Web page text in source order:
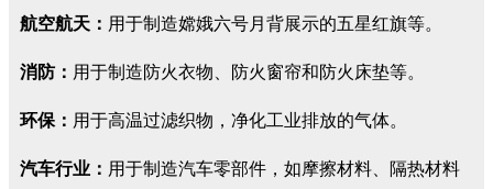
航空航天： 用于制造嫦娥六号月背展示的五星红旗等。
消防： 用于制造防火衣物、防火窗帘和防火床垫等。
环保： 用于高温过滤织物，净化工业排放的气体。
汽车行业： 用于制造汽车零部件，如摩擦材料、隔热材料